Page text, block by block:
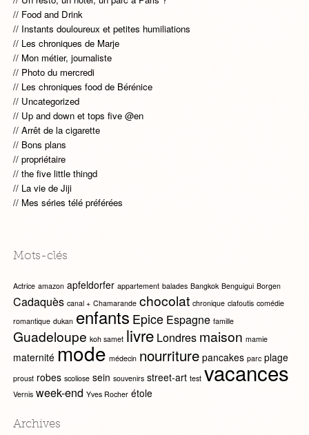
Food and Drink
Instants douloureux et petites humiliations
Les chroniques de Marje
Mon métier, journaliste
Photo du mercredi
Les chroniques food de Bérénice
Uncategorized
Up and down et tops five @en
Arrêt de la cigarette
Bons plans
propriétaire
the five little thingd
La vie de Jiji
Mes séries télé préférées
Mots-clés
Actrice amazon apfeldorfer appartement balades Bangkok Benguigui Borgen
Cadaquès canal + Chamarande chocolat chronique clafoutis comédie
romantique dukan enfants Epice Espagne famille
Guadeloupe koh samet livre Londres maison mamie
maternité mode médecin nourriture pancakes parc plage
proust robes scoliose sein souvenirs street-art test vacances
Vernis week-end Yves Rocher étole
Archives